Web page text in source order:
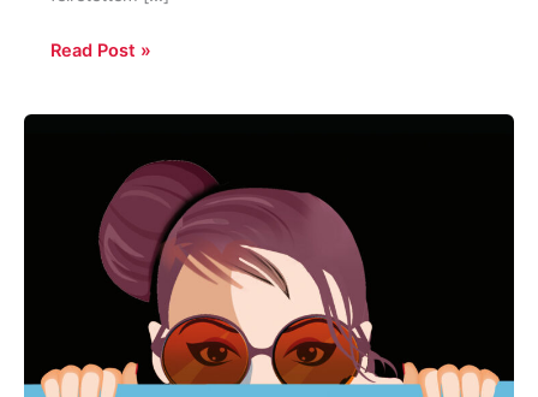
Read Post »
Donovan
mindent